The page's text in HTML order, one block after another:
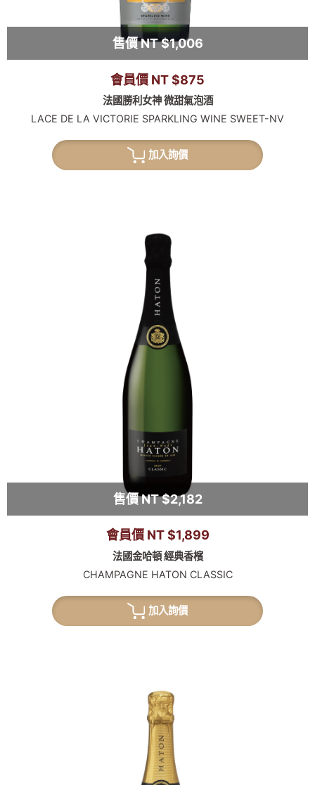
售價 NT $1,006
會員價 NT $875
法國勝利女神 微甜氣泡酒
LACE DE LA VICTORIE SPARKLING WINE SWEET-NV
加入詢價
售價 NT $2,182
會員價 NT $1,899
法國金哈頓 經典香檳
CHAMPAGNE HATON CLASSIC
加入詢價